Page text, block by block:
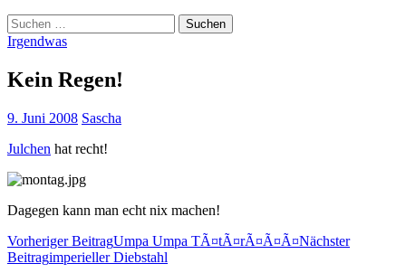
Suchen
nach:
Irgendwas
Kein Regen!
9. Juni 2008 Sascha
Julchen hat recht!
Dagegen kann man echt nix machen!
Beitragsnavigation
Vorheriger BeitragUmpa Umpa TÃ¤tÃ¤rÃ¤Ã¤Ã¤Nächster
Beitragimperieller Diebstahl